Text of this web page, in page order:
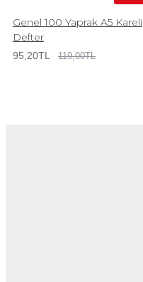
Genel 100 Yaprak A5 Kareli
Defter
95,20TL 119,00TL